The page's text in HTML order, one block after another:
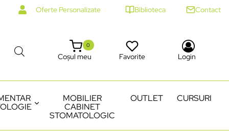
Oferte Personalizate Biblioteca Contact
Coșul meu
0
Favorite Login
MOBILIER
CABINET
STOMATOLOGIC
OUTLET CURSURI